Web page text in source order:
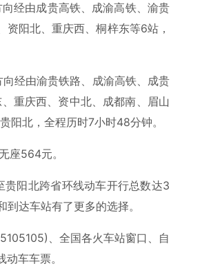
经由成贵高铁、成渝高铁、渝贵
阳北、重庆西、桐梓东等6站，
经由渝贵铁路、成渝高铁、成贵
重庆西、资中北、成都南、眉山
阳北，全程历时7小时48分钟。
座564元。
阳北跨省环线动车开行总数达3
达车站有了更多的选择。
、全国各火车站窗口、自
车车票。